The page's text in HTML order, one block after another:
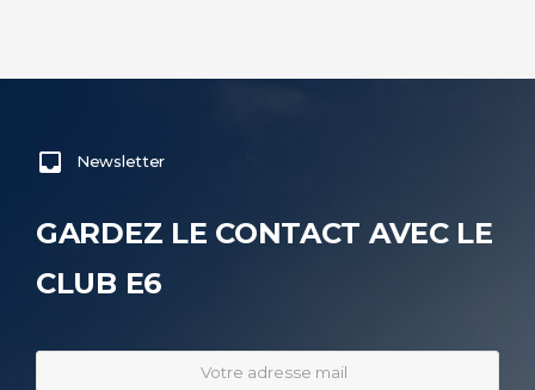
Newsletter
GARDEZ LE CONTACT AVEC LE
CLUB E6